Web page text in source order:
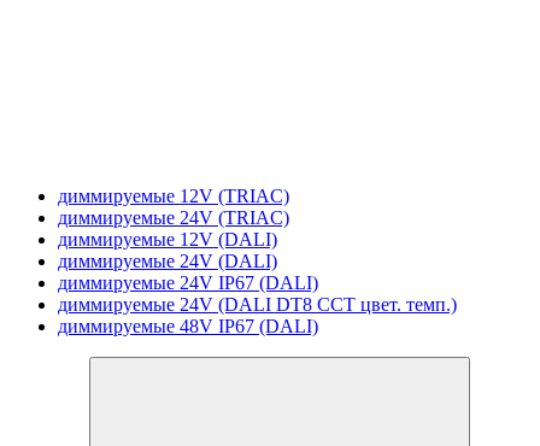
диммируемые 12V (TRIAC)
диммируемые 24V (TRIAC)
диммируемые 12V (DALI)
диммируемые 24V (DALI)
диммируемые 24V IP67 (DALI)
диммируемые 24V (DALI DT8 CCT цвет. темп.)
диммируемые 48V IP67 (DALI)